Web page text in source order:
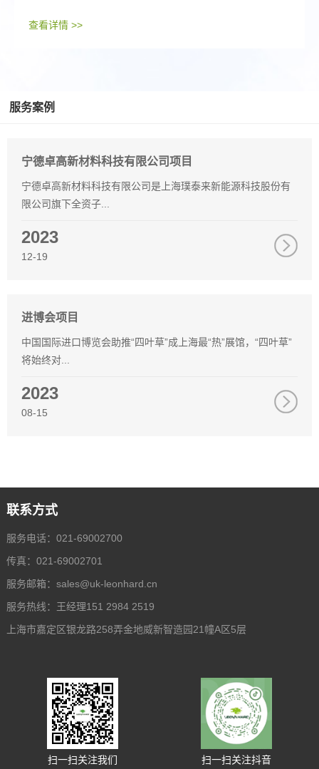
查看详情 >>
服务案例
宁德卓高新材料科技有限公司项目
宁德卓高新材料科技有限公司是上海璞泰来新能源科技股份有
限公司旗下全资子...
2023
12-19
进博会项目
中国国际进口博览会助推“四叶草”成上海最“热”展馆，“四叶草”
将始终对...
2023
08-15
联系方式
服务电话：021-69002700
传真：021-69002701
服务邮箱： sales@uk-leonhard.cn
服务热线：王经理151 2984 2519
上海市嘉定区银龙路258弄金地威新智造园21幢A区5层
扫一扫关注我们 扫一扫关注抖音